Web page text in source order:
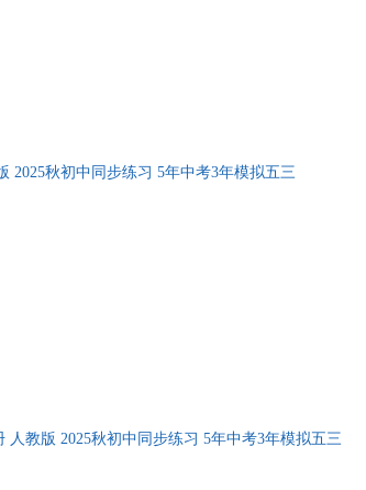
2025秋初中同步练习 5年中考3年模拟五三
人教版 2025秋初中同步练习 5年中考3年模拟五三